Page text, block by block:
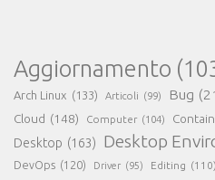
Aggiornamento
Arch Linux (133) Articoli (99) Bug
Cloud (148) Computer (104)
Desktop (163) Desktop
DevOps (120) Driver (95) Editing (110)